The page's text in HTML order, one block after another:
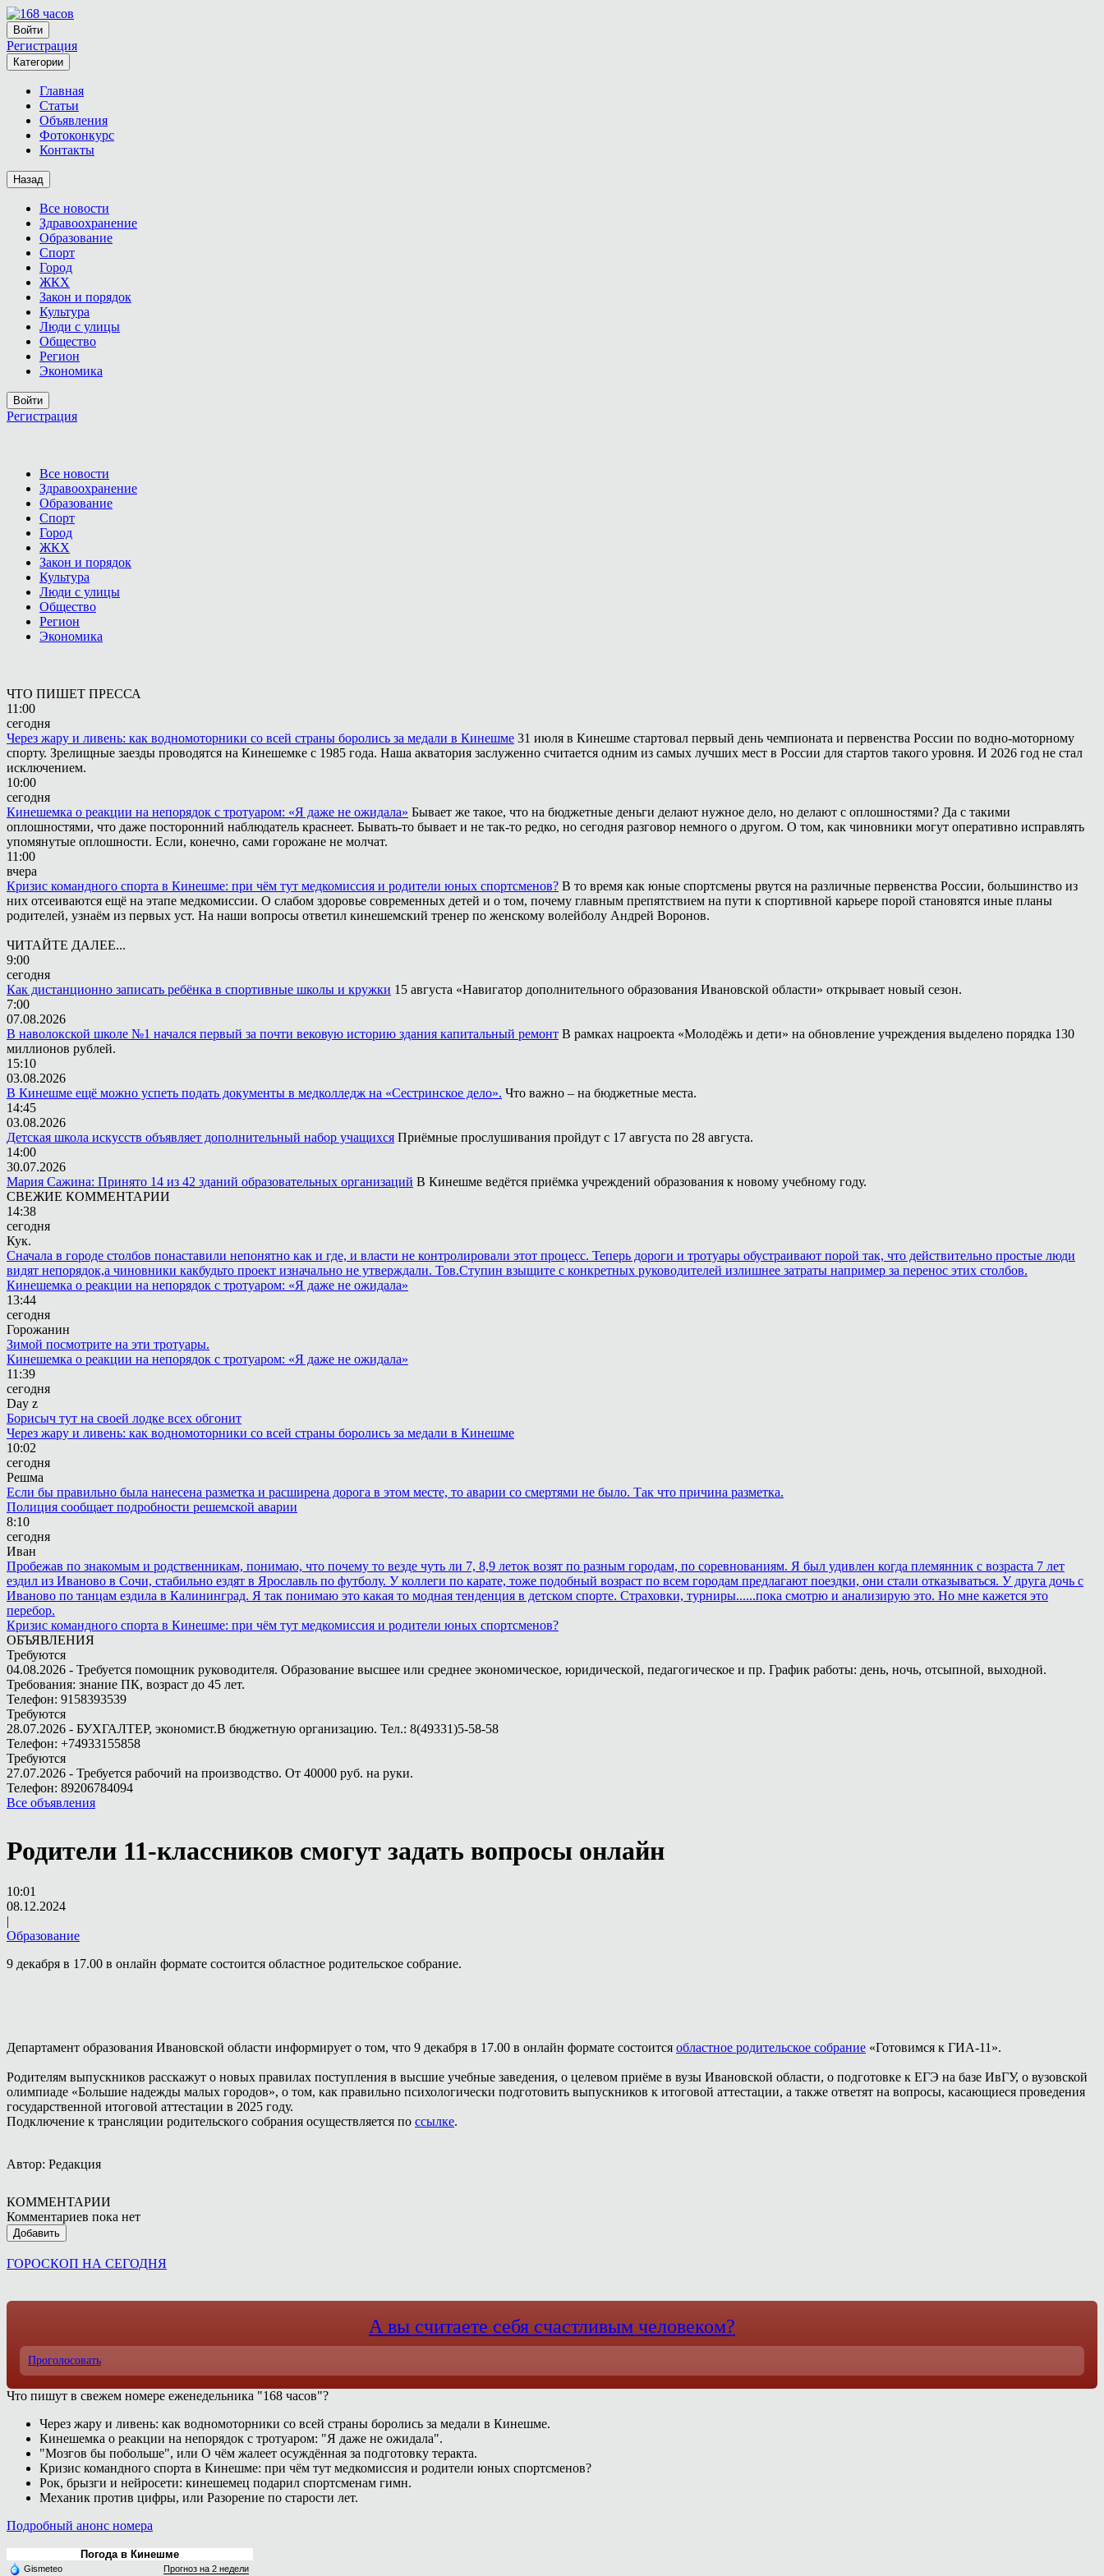
Войти
Регистрация
Категории
Главная
Статьи
Объявления
Фотоконкурс
Контакты
Назад
Все новости
Здравоохранение
Образование
Спорт
Город
ЖКХ
Закон и порядок
Культура
Люди с улицы
Общество
Регион
Экономика
Войти
Регистрация
Все новости
Здравоохранение
Образование
Спорт
Город
ЖКХ
Закон и порядок
Культура
Люди с улицы
Общество
Регион
Экономика
ЧТО ПИШЕТ ПРЕССА
11:00
сегодня
Через жару и ливень: как водномоторники со всей страны боролись за медали в Кинешме 31 июля в Кинешме стартовал первый день чемпионата и первенства России по водно-моторному
спорту. Зрелищные заезды проводятся на Кинешемке с 1985 года. Наша акватория заслуженно считается одним из самых лучших мест в России для стартов такого уровня. И 2026 год не стал
исключением.
10:00
сегодня
Кинешемка о реакции на непорядок с тротуаром: «Я даже не ожидала» Бывает же такое, что на бюджетные деньги делают нужное дело, но делают с оплошностями? Да с такими
оплошностями, что даже посторонний наблюдатель краснеет. Бывать-то бывает и не так-то редко, но сегодня разговор немного о другом. О том, как чиновники могут оперативно исправлять
упомянутые оплошности. Если, конечно, сами горожане не молчат.
11:00
вчера
Кризис командного спорта в Кинешме: при чём тут медкомиссия и родители юных спортсменов? В то время как юные спортсмены рвутся на различные первенства России, большинство из
них отсеиваются ещё на этапе медкомиссии. О слабом здоровье современных детей и о том, почему главным препятствием на пути к спортивной карьере порой становятся иные планы
родителей, узнаём из первых уст. На наши вопросы ответил кинешемский тренер по женскому волейболу Андрей Воронов.
ЧИТАЙТЕ ДАЛЕЕ...
9:00
сегодня
Как дистанционно записать ребёнка в спортивные школы и кружки 15 августа «Навигатор дополнительного образования Ивановской области» открывает новый сезон.
7:00
07.08.2026
В наволокской школе №1 начался первый за почти вековую историю здания капитальный ремонт В рамках нацроекта «Молодёжь и дети» на обновление учреждения выделено порядка 130
миллионов рублей.
15:10
03.08.2026
В Кинешме ещё можно успеть подать документы в медколледж на «Сестринское дело». Что важно – на бюджетные места.
14:45
03.08.2026
Детская школа искусств объявляет дополнительный набор учащихся Приёмные прослушивания пройдут с 17 августа по 28 августа.
14:00
30.07.2026
Мария Сажина: Принято 14 из 42 зданий образовательных организаций В Кинешме ведётся приёмка учреждений образования к новому учебному году.
СВЕЖИЕ КОММЕНТАРИИ
14:38
сегодня
Кук.
Сначала в городе столбов понаставили непонятно как и где, и власти не контролировали этот процесс. Теперь дороги и тротуары обустраивают порой так, что действительно простые люди
видят непорядок,а чиновники какбудьто проект изначально не утверждали. Тов.Ступин взыщите с конкретных руководителей излишнее затраты например за перенос этих столбов.
Кинешемка о реакции на непорядок с тротуаром: «Я даже не ожидала»
13:44
сегодня
Горожанин
Зимой посмотрите на эти тротуары.
Кинешемка о реакции на непорядок с тротуаром: «Я даже не ожидала»
11:39
сегодня
Day z
Борисыч тут на своей лодке всех обгонит
Через жару и ливень: как водномоторники со всей страны боролись за медали в Кинешме
10:02
сегодня
Решма
Если бы правильно была нанесена разметка и расширена дорога в этом месте, то аварии со смертями не было. Так что причина разметка.
Полиция сообщает подробности решемской аварии
8:10
сегодня
Иван
Пробежав по знакомым и родственникам, понимаю, что почему то везде чуть ли 7, 8,9 леток возят по разным городам, по соревнованиям. Я был удивлен когда племянник с возраста 7 лет
ездил из Иваново в Сочи, стабильно ездят в Ярославль по футболу. У коллеги по карате, тоже подобный возраст по всем городам предлагают поездки, они стали отказываться. У друга дочь с
Иваново по танцам ездила в Калининград. Я так понимаю это какая то модная тенденция в детском спорте. Страховки, турниры......пока смотрю и анализирую это. Но мне кажется это
перебор.
Кризис командного спорта в Кинешме: при чём тут медкомиссия и родители юных спортсменов?
ОБЪЯВЛЕНИЯ
Требуются
04.08.2026 - Требуется помощник руководителя. Образование высшее или среднее экономическое, юридической, педагогическое и пр. График работы: день, ночь, отсыпной, выходной.
Требования: знание ПК, возраст до 45 лет.
Телефон: 9158393539
Требуются
28.07.2026 - БУХГАЛТЕР, экономист.В бюджетную организацию. Тел.: 8(49331)5-58-58
Телефон: +74933155858
Требуются
27.07.2026 - Требуется рабочий на производство. От 40000 руб. на руки.
Телефон: 89206784094
Все объявления
Родители 11-классников смогут задать вопросы онлайн
10:01
08.12.2024
|
Образование
9 декабря в 17.00 в онлайн формате состоится областное родительское собрание.
Департамент образования Ивановской области информирует о том, что 9 декабря в 17.00 в онлайн формате состоится областное родительское собрание «Готовимся к ГИА-11».
Родителям выпускников расскажут о новых правилах поступления в высшие учебные заведения, о целевом приёме в вузы Ивановской области, о подготовке к ЕГЭ на базе ИвГУ, о вузовской
олимпиаде «Большие надежды малых городов», о том, как правильно психологически подготовить выпускников к итоговой аттестации, а также ответят на вопросы, касающиеся проведения
государственной итоговой аттестации в 2025 году.
Подключение к трансляции родительского собрания осуществляется по ссылке.
Автор: Редакция
КОММЕНТАРИИ
Комментариев пока нет
Добавить
ГОРОСКОП НА СЕГОДНЯ
А вы считаете себя счастливым человеком?
Проголосовать
Что пишут в свежем номере еженедельника "168 часов"?
Через жару и ливень: как водномоторники со всей страны боролись за медали в Кинешме.
Кинешемка о реакции на непорядок с тротуаром: "Я даже не ожидала".
"Мозгов бы побольше", или О чём жалеет осуждённая за подготовку теракта.
Кризис командного спорта в Кинешме: при чём тут медкомиссия и родители юных спортсменов?
Рок, брызги и нейросети: кинешемец подарил спортсменам гимн.
Механик против цифры, или Разорение по старости лет.
Подробный анонс номера
Погода в Кинешме
Gismeteo Прогноз на 2 недели